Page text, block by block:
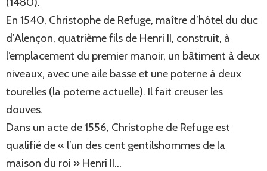
En 1540, Christophe de Refuge, maître d’hôtel du duc
d’Alençon, quatrième fils de Henri II, construit, à
l’emplacement du premier manoir, un bâtiment à deux
niveaux, avec une aile basse et une poterne à deux
tourelles (la poterne actuelle). Il fait creuser les
douves.
Dans un acte de 1556, Christophe de Refuge est
qualifié de « l’un des cent gentilshommes de la
maison du roi » Henri II…